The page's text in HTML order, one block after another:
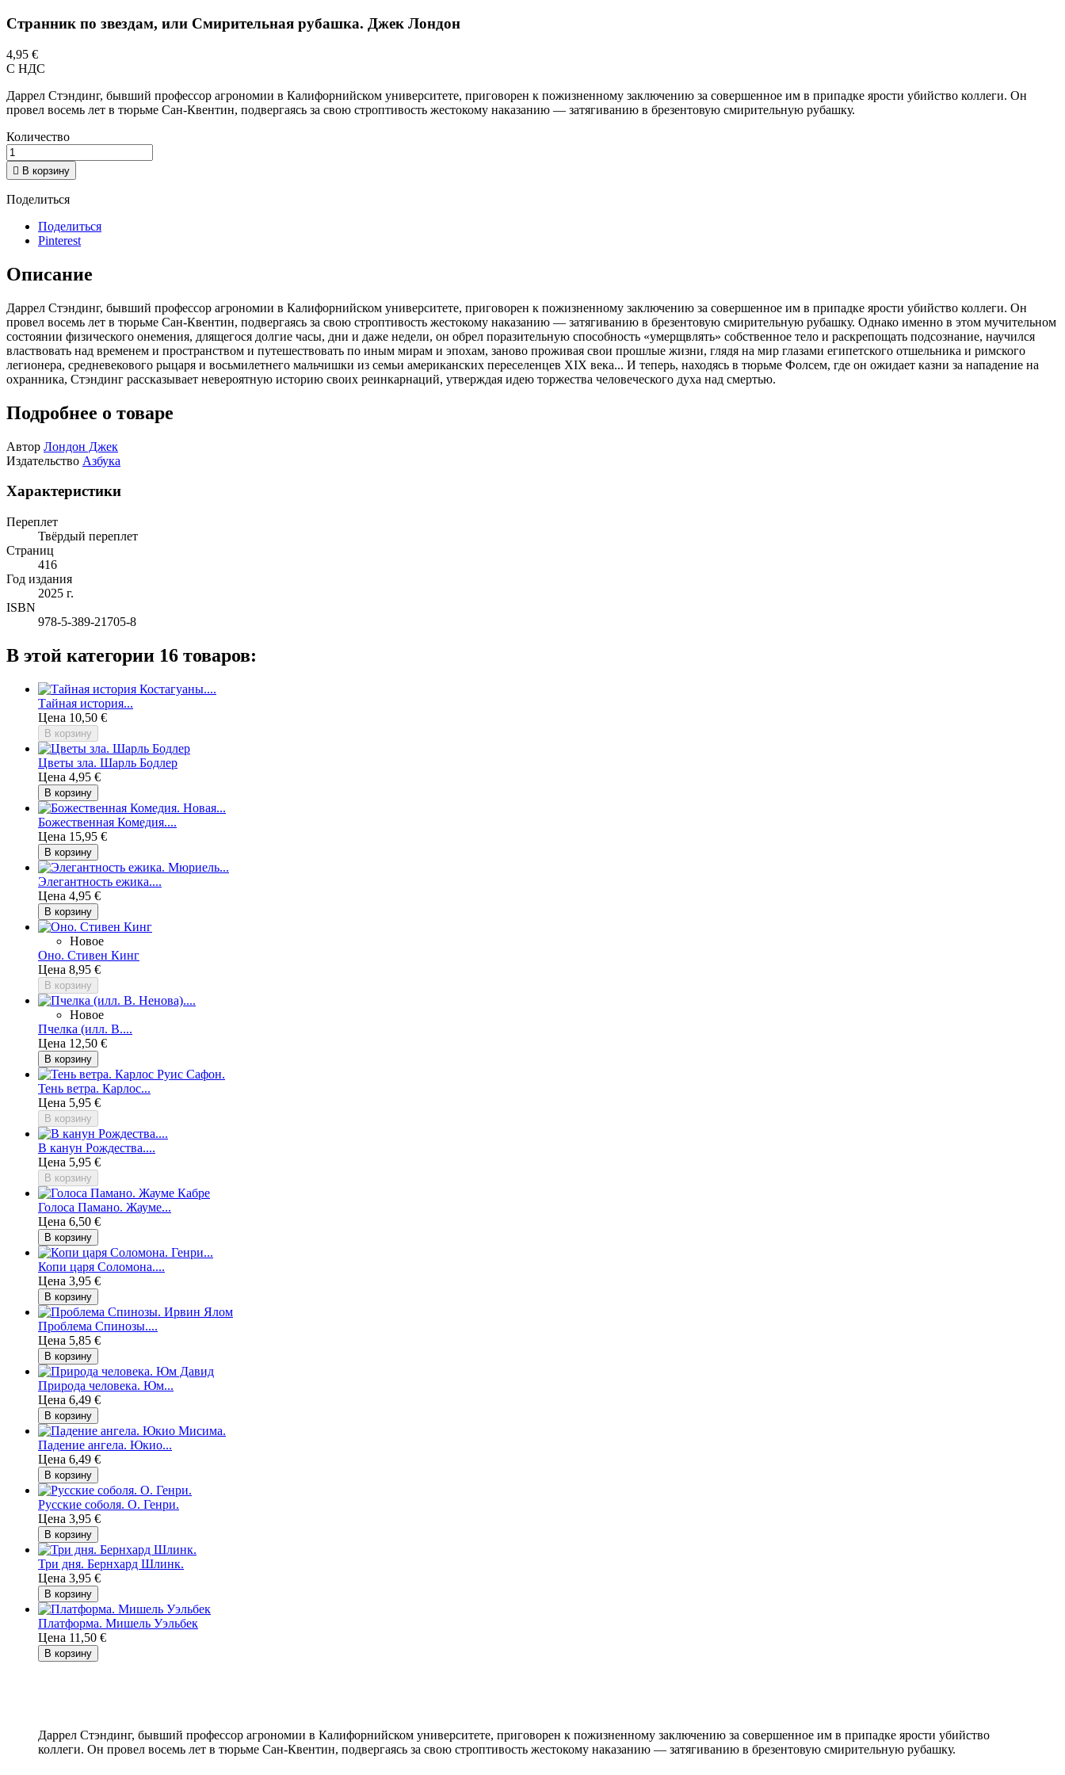
Странник по звездам, или Смирительная рубашка. Джек Лондон
4,95 €
С НДС
Даррел Стэндинг, бывший профессор агрономии в Калифорнийском университете, приговорен к пожизненному заключению за совершенное им в припадке ярости убийство коллеги. Он
провел восемь лет в тюрьме Сан-Квентин, подвергаясь за свою строптивость жестокому наказанию — затягиванию в брезентовую смирительную рубашку.
Количество
 В корзину
Поделиться
Поделиться
Pinterest
Описание
Даррел Стэндинг, бывший профессор агрономии в Калифорнийском университете, приговорен к пожизненному заключению за совершенное им в припадке ярости убийство коллеги. Он
провел восемь лет в тюрьме Сан-Квентин, подвергаясь за свою строптивость жестокому наказанию — затягиванию в брезентовую смирительную рубашку. Однако именно в этом мучительном
состоянии физического онемения, длящегося долгие часы, дни и даже недели, он обрел поразительную способность «умерщвлять» собственное тело и раскрепощать подсознание, научился
властвовать над временем и пространством и путешествовать по иным мирам и эпохам, заново проживая свои прошлые жизни, глядя на мир глазами египетского отшельника и римского
легионера, средневекового рыцаря и восьмилетнего мальчишки из семьи американских переселенцев XIX века... И теперь, находясь в тюрьме Фолсем, где он ожидает казни за нападение на
охранника, Стэндинг рассказывает невероятную историю своих реинкарнаций, утверждая идею торжества человеческого духа над смертью.
Подробнее о товаре
Автор Лондон Джек
Издательство Азбука
Характеристики
Переплет
Твёрдый переплет
Страниц
416
Год издания
2025 г.
ISBN
978-5-389-21705-8
В этой категории 16 товаров:
Тайная история...
Цена 10,50 €
В корзину
Цветы зла. Шарль Бодлер
Цена 4,95 €
В корзину
Божественная Комедия....
Цена 15,95 €
В корзину
Элегантность ежика....
Цена 4,95 €
В корзину
Новое
Оно. Стивен Кинг
Цена 8,95 €
В корзину
Новое
Пчелка (илл. В....
Цена 12,50 €
В корзину
Тень ветра. Карлос...
Цена 5,95 €
В корзину
В канун Рождества....
Цена 5,95 €
В корзину
Голоса Памано. Жауме...
Цена 6,50 €
В корзину
Копи царя Соломона....
Цена 3,95 €
В корзину
Проблема Спинозы....
Цена 5,85 €
В корзину
Природа человека. Юм...
Цена 6,49 €
В корзину
Падение ангела. Юкио...
Цена 6,49 €
В корзину
Русские соболя. О. Генри.
Цена 3,95 €
В корзину
Три дня. Бернхард Шлинк.
Цена 3,95 €
В корзину
Платформа. Мишель Уэльбек
Цена 11,50 €
В корзину
Даррел Стэндинг, бывший профессор агрономии в Калифорнийском университете, приговорен к пожизненному заключению за совершенное им в припадке ярости убийство
коллеги. Он провел восемь лет в тюрьме Сан-Квентин, подвергаясь за свою строптивость жестокому наказанию — затягиванию в брезентовую смирительную рубашку.